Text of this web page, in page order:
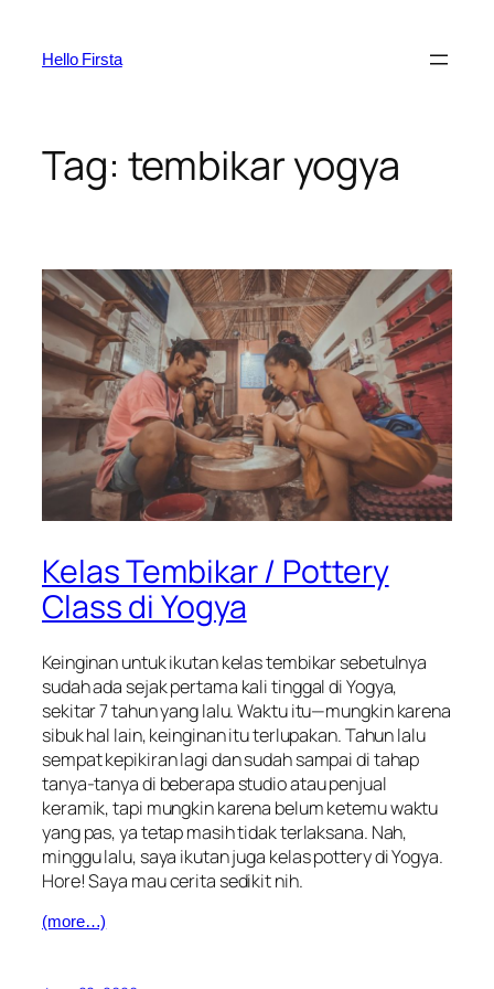
content
Hello Firsta
Tag: tembikar yogya
Kelas Tembikar / Pottery
Class di Yogya
Keinginan untuk ikutan kelas tembikar sebetulnya
sudah ada sejak pertama kali tinggal di Yogya,
sekitar 7 tahun yang lalu. Waktu itu—mungkin karena
sibuk hal lain, keinginan itu terlupakan. Tahun lalu
sempat kepikiran lagi dan sudah sampai di tahap
tanya-tanya di beberapa studio atau penjual
keramik, tapi mungkin karena belum ketemu waktu
yang pas, ya tetap masih tidak terlaksana. Nah,
minggu lalu, saya ikutan juga kelaspotterydi Yogya.
Hore! Saya mau cerita sedikit nih.
(more…)